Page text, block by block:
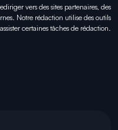
vers des sites partenaires, des
Notre rédaction utilise des outils
assister certaines tâches de rédaction.